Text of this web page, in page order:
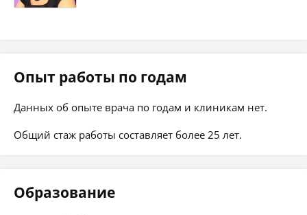
Опыт работы по годам
Данных об опыте врача по годам и клиникам нет.
Общий стаж работы составляет более 25 лет.
Образование